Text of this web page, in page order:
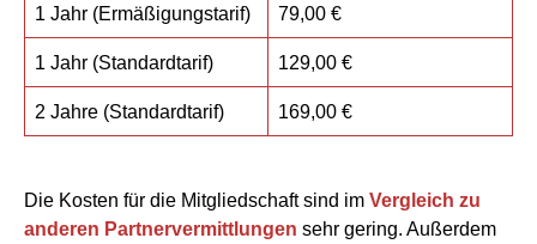
1 Jahr (Ermäßigungstarif) 79,00 €
1 Jahr (Standardtarif) 129,00 €
2 Jahre (Standardtarif) 169,00 €
Die Kosten für die Mitgliedschaft sind im Vergleich zu
anderen Partnervermittlungen sehr gering. Außerdem